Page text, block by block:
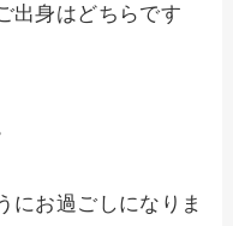
出身はどちらです
にお過ごしになりま